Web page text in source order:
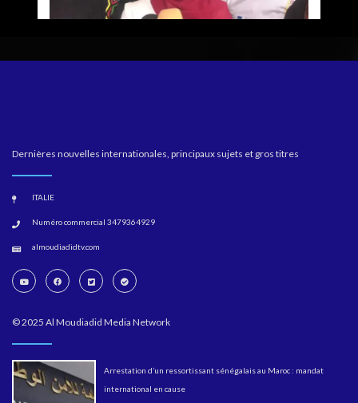
Dernières nouvelles internationales, principaux sujets et gros titres
ITALIE
Numéro commercial 3479364929
almoudiadidtv.com
© 2025 Al Moudiadid Media Network
Arrestation d’un ressortissant sénégalais au Maroc : mandat
international en cause